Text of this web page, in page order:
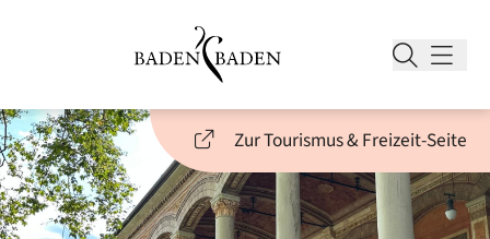
Zur Tourismus & Freizeit-Seite